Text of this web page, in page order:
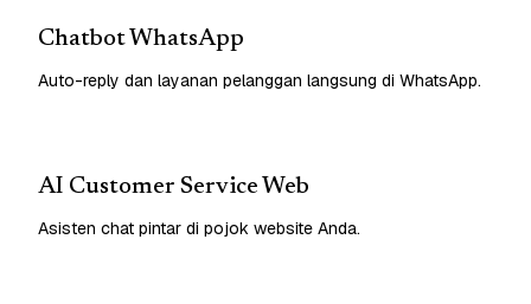
Chatbot WhatsApp
Auto-reply dan layanan pelanggan langsung di WhatsApp.
AI Customer Service Web
Asisten chat pintar di pojok website Anda.